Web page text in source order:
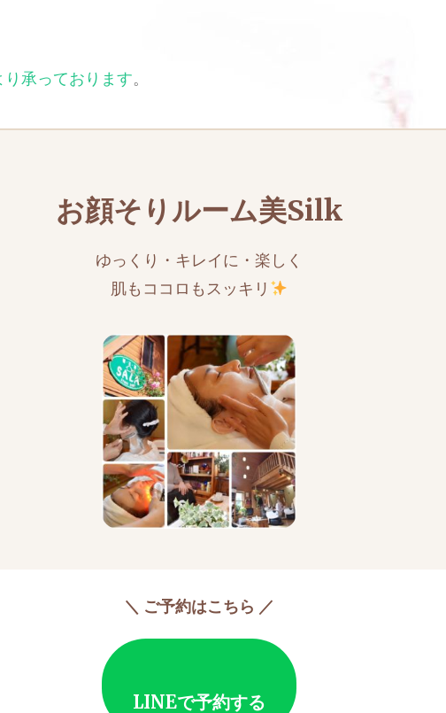
承っております。
お顔そりルーム美Silk
ゆっくり・キレイに・楽しく
肌もココロもスッキリ
＼ ご予約はこちら ／
LINEで予約する